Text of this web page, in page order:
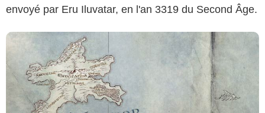
envoyé par Eru Iluvatar, en l'an 3319 du Second Âge.